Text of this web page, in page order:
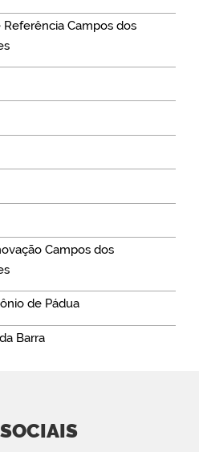
Campos dos
Campos dos
de Pádua
Barra